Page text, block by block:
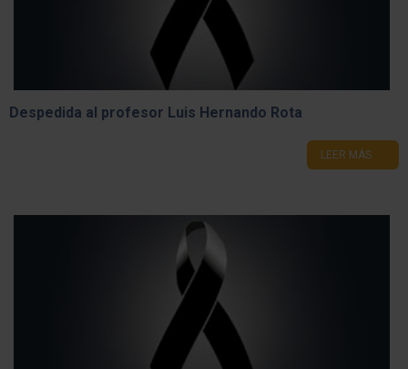
Despedida al profesor Luis Hernando Rota
LEER MÁS